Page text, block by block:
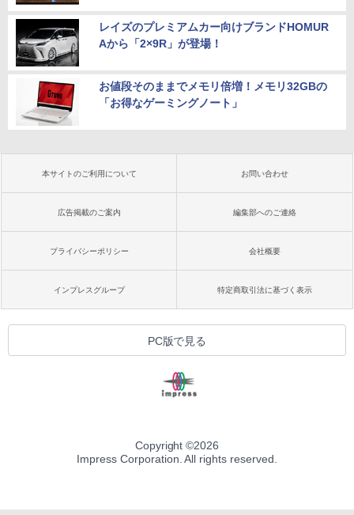
レイズのプレミアムカー向けブランドHOMUR
Aから「2×9R」が登場！
お値段そのままでメモリ倍増！メモリ32GBの
「お得なゲーミングノート」
本サイトのご利用について お問い合わせ
広告掲載のご案内 編集部へのご連絡
プライバシーポリシー 会社概要
インプレスグループ 特定商取引法に基づく表示
PC版で見る
Copyright ©2026
Impress Corporation. All rights reserved.